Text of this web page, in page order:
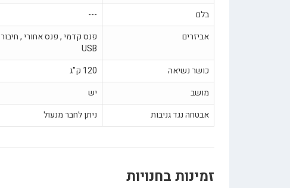
בלם
---
אביזרים
פנס קדמי , פנס אחורי , חיבור
USB
כושר נשיאה
120 ק"ג
מושב
יש
אבטחה נגד גניבות
ניתן לחבר מנעול
זמינות בחנויות